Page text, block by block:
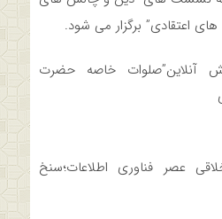
های اعتقادی” برگزار می شود.
خاصه حضرت
عصر فناوری اطلاعات؛سنخ